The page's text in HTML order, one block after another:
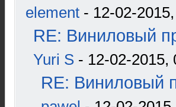
element - 12-02-
RE: Виниловый
Yuri S - 12-02-2015,
RE: Виниловый